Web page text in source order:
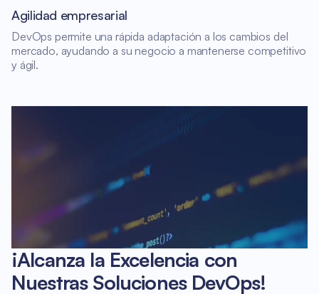
Agilidad empresarial
DevOps permite una rápida adaptación a los cambios del
mercado, ayudando a su negocio a mantenerse competitivo
y ágil.
¡Alcanza la Excelencia con
Nuestras Soluciones DevOps!